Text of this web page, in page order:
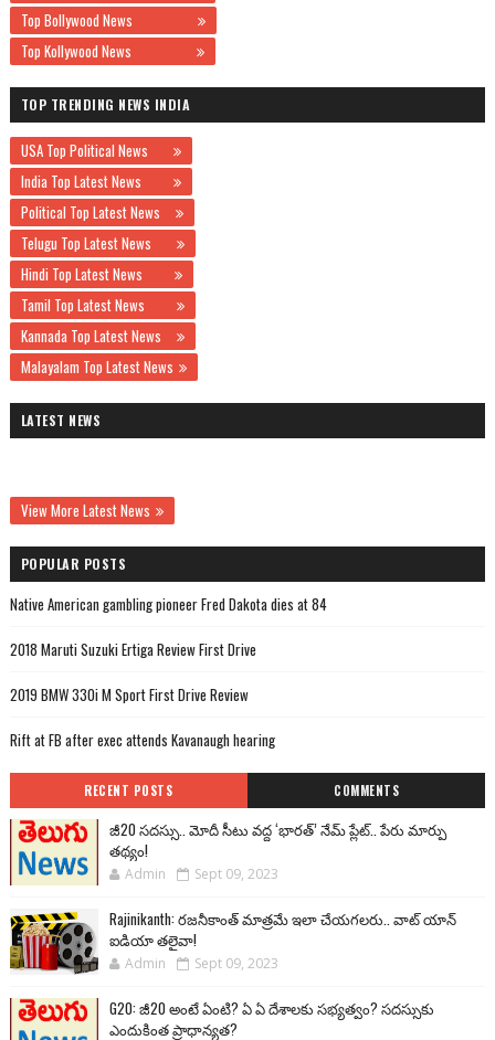
Top Bollywood News
Top Kollywood News
TOP TRENDING NEWS INDIA
USA Top Political News
India Top Latest News
Political Top Latest News
Telugu Top Latest News
Hindi Top Latest News
Tamil Top Latest News
Kannada Top Latest News
Malayalam Top Latest News
LATEST NEWS
View More Latest News
POPULAR POSTS
Native American gambling pioneer Fred Dakota dies at 84
2018 Maruti Suzuki Ertiga Review First Drive
2019 BMW 330i M Sport First Drive Review
Rift at FB after exec attends Kavanaugh hearing
RECENT POSTS COMMENTS
జీ20 సదస్సు.. మోదీ సీటు వద్ద ‘భారత్’ నేమ్ ప్లేట్‌.. పేరు మార్పు
తథ్యం!
Admin Sept 09, 2023
Rajinikanth: రజనీకాంత్ మాత్రమే ఇలా చేయగలరు.. వాట్ యాన్
ఐడియా తలైవా!
Admin Sept 09, 2023
G20: జీ20 అంటే ఏంటి? ఏ ఏ దేశాలకు సభ్యత్వం? సదస్సుకు
ఎందుకింత ప్రాధాన్యత?